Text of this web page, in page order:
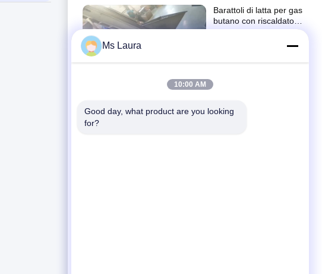
Barattoli di latta per gas
butano con riscaldatore
portatile con valvola per
orificio Nozzolo largo
per la neve aerosol
Altri video
Ms Laura
10:00 AM
Good day, what product are you looking
for?